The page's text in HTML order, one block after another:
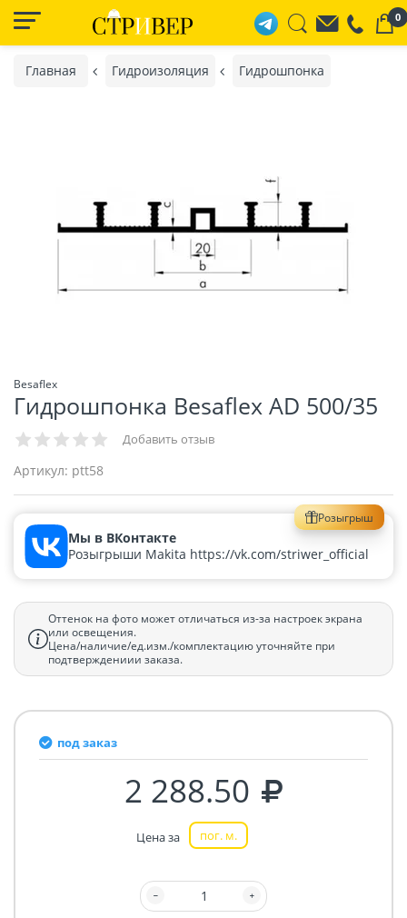
0
Главная Гидроизоляция Гидрошпонка
Besaflex
Гидрошпонка Besaflex AD 500/35
Добавить отзыв
Артикул: ptt58
Розыгрыш
Мы в ВКонтакте
Розыгрыши Makita https://vk.com/striwer_official
Оттенок на фото может отличаться из-за настроек экрана
или освещения.
Цена/наличие/ед.изм./комплектацию уточняйте при
подтверждениии заказа.
под заказ
2 288.50
Цена за пог. м.